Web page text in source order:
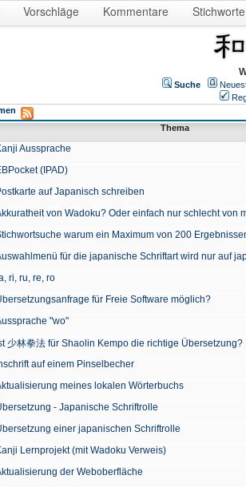
Vorschläge Kommentare Stichworte
Suche
Thema
Aussprache
(IPAD)
auf Japanisch schreiben
von Wadoku? Oder einfach nur schlecht von
warum ein Maximum von 200
für die japanische Schriftart wird nur auf
ri, ru, re, ro
für Freie Software möglich?
"wo"
少林拳法 für Shaolin Kempo die richtige Übersetzung?
auf einem Pinselbecher
meines lokalen Wörterbuchs
- Japanische Schriftrolle
einer japanischen Schriftrolle
Lernprojekt (mit Wadoku Verweis)
der Weboberfläche